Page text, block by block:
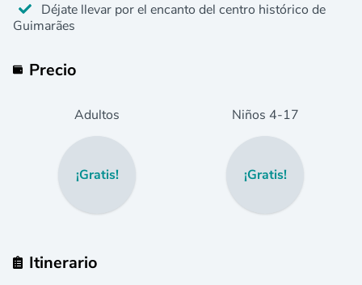
Déjate llevar por el encanto del centro histórico de
Guimarães
Precio
Adultos
¡Gratis!
Niños 4-17
¡Gratis!
Itinerario